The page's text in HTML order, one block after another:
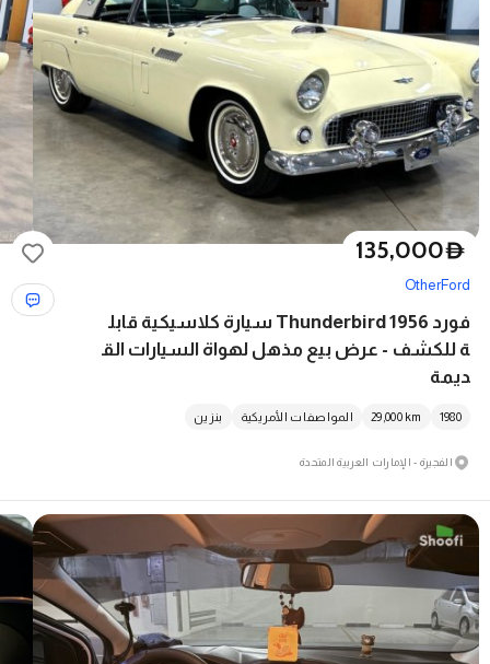
D
135,000
Ford
Other
فورد Thunderbird 1956 سيارة كلاسيكية قابل
ة للكشف - عرض بيع مذهل لهواة السيارات الق
ديمة
1980
29,000 km المواصفات الأمريكية بنزين
الفجيرة - الإمارات العربية المتحدة